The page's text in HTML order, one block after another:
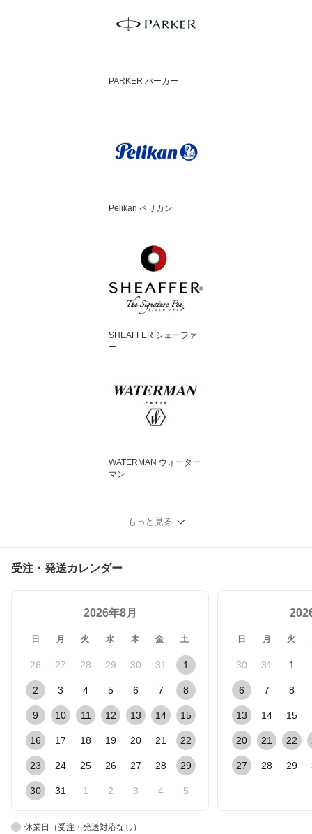
PARKER パーカー
Pelikan ペリカン
SHEAFFER シェーファ
ー
WATERMAN ウォーター
マン
もっと見る
受注・発送カレンダー
2026年8月
日 月 火 水 木 金 土
26 27 28 29 30 31 1
2 3 4 5 6 7 8
9 10 11 12 13 14 15
16 17 18 19 20 21 22
23 24 25 26 27 28 29
30 31 1 2 3 4 5
日 月 火
30 31 1
6 7 8
13 14 15
20 21 22
27 28 29
休業日（受注・発送対応なし）